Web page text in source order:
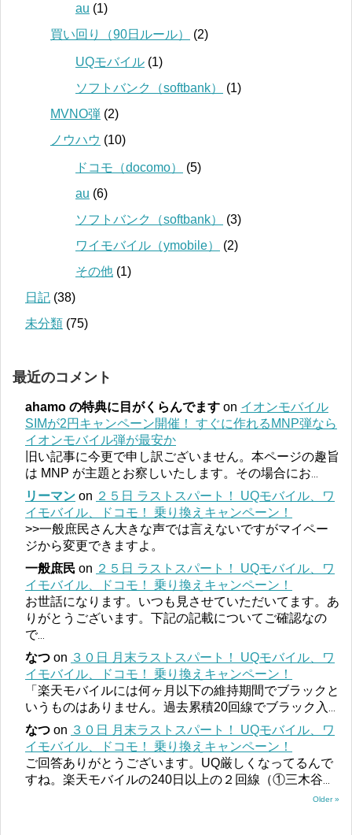
au (1)
買い回り（90日ルール）
(2)
UQモバイル (1)
ソフトバンク（softbank）
(1)
MVNO弾 (2)
ノウハウ (10)
ドコモ（docomo）
(5)
au (6)
ソフトバンク（softbank）
(3)
ワイモバイル（ymobile）
(2)
その他 (1)
日記 (38)
未分類 (75)
最近のコメント
ahamo の特典に目がくらんでます on イオンモバイル
SIMが2円キャンペーン開催！ すぐに作れるMNP弾なら
イオンモバイル弾が最安か
旧い記事に今更で申し訳ございません。本ページの趣旨
は MNP が主題とお察しいたします。その場合にお
リーマン on ２５日 ラストスパート！ UQモバイル、ワ
イモバイル、ドコモ！ 乗り換えキャンペーン！
>>一般庶民さん大きな声では言えないですがマイペー
ジから変更できますよ。
一般庶民 on ２５日 ラストスパート！ UQモバイル、ワ
イモバイル、ドコモ！ 乗り換えキャンペーン！
お世話になります。いつも見させていただいてます。あ
りがとうございます。下記の記載についてご確認なの
で...
なつ on ３０日 月末ラストスパート！ UQモバイル、ワ
イモバイル、ドコモ！ 乗り換えキャンペーン！
「楽天モバイルには何ヶ月以下の維持期間でブラックと
いうものはありません。過去累積20回線でブラック入
なつ on ３０日 月末ラストスパート！ UQモバイル、ワ
イモバイル、ドコモ！ 乗り換えキャンペーン！
ご回答ありがとうございます。UQ厳しくなってるんで
すね。楽天モバイルの240日以上の２回線（①三木谷
Older »